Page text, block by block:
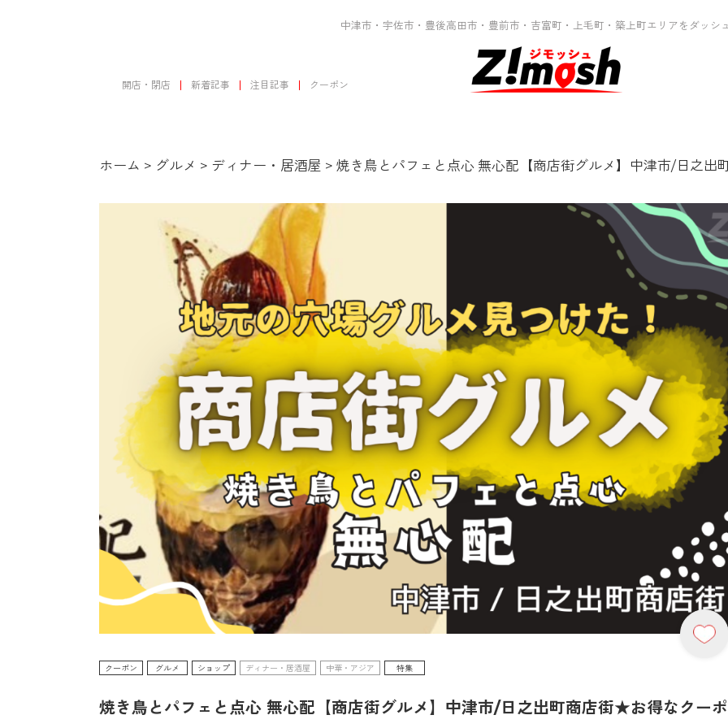
中津市・宇佐市・豊後高田市・豊前市・吉富町・上毛町・築上町エリアをダッシ
開店・閉店 新着記事 注目記事 クーポン
ホーム > グルメ > ディナー・居酒屋 > 焼き鳥とパフェと点心 無心配【商店街グルメ】中津市/日之
クーポン グルメ ショップ ディナー・居酒屋 中華・アジア 特集
焼き鳥とパフェと点心 無心配【商店街グルメ】中津市/日之出町商店街★お得なクー